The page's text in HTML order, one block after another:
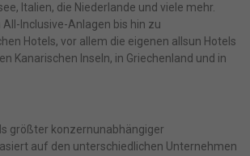
Italien, die Niederlande und viele mehr.
All-Inclusive-Anlagen bis hin zu
Hotels, vor allem die eigenen allsun Hotels
Kanarischen Inseln, in Griechenland und in
größter konzernunabhängiger
auf den unterschiedlichen Unternehmen